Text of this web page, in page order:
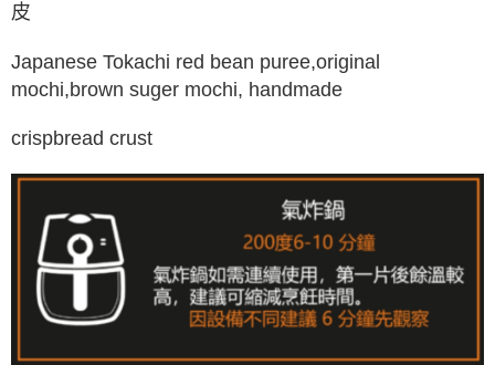
皮
Japanese Tokachi red bean puree,original
mochi,brown suger mochi, handmade
crispbread crust